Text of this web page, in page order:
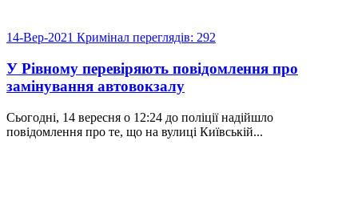
14-Вер-2021 Кримінал переглядів: 292
У Рівному перевіряють повідомлення про
замінування автовокзалу
Сьогодні, 14 вересня о 12:24 до поліції надійшло
повідомлення про те, що на вулиці Київській...